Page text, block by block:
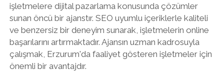
işletmelere dijital pazarlama konusunda çözümler
sunan öncü bir ajanstır. SEO uyumlu içeriklerle kaliteli
ve benzersiz bir deneyim sunarak, işletmelerin online
başarılarını artırmaktadır. Ajansın uzman kadrosuyla
çalışmak, Erzurum'da faaliyet gösteren işletmeler için
önemli bir avantajdır.